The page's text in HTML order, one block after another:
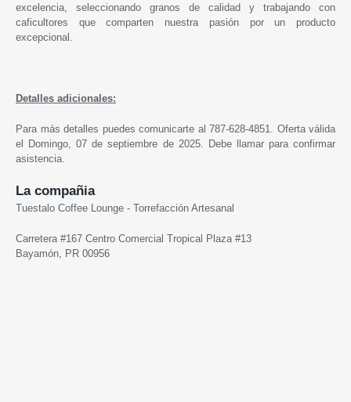
excelencia, seleccionando granos de calidad y trabajando con
caficultores que comparten nuestra pasión por un producto
excepcional.
Detalles adicionales:
Para más detalles puedes comunicarte al 787-628-4851
Oferta válida
el Domingo,07 de septiembre de 2025. Debe llamar para confirmar
asistencia.
La compañia
Tuestalo Coffee Lounge - Torrefacción Artesanal
Carretera #167 Centro Comercial Tropical Plaza #13
Bayamón, PR 00956